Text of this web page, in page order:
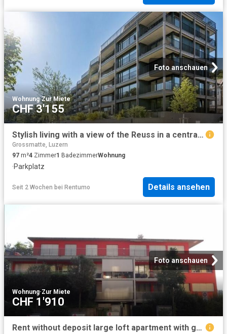
Foto anschauen
Wohnung·Zur Miete
CHF 3'155
Stylish living with a view of the Reuss in a central location
Grossmatte, Luzern
97 m²4 Zimmer1 BadezimmerWohnung
·Parkplatz
Seit 2 Wochen bei Rentumo Details ansehen
Foto anschauen
Wohnung·Zur Miete
CHF 1'910
Rent without deposit large loft apartment with garden seating area